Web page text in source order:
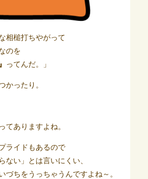
相槌打ちやがって
のを
ってんだ。」
かったり。
てありますよね。
ライドもあるので
ない」とは言いにくい、
づちをうっちゃうんですよね～。